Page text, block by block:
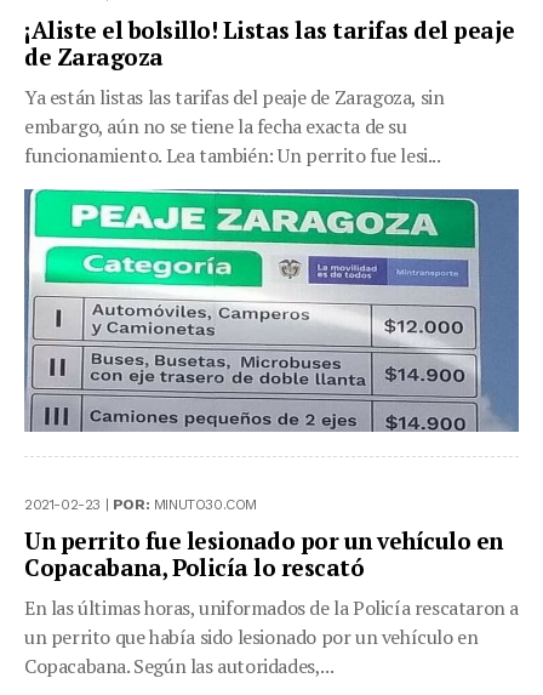
¡Aliste el bolsillo! Listas las tarifas del peaje
de Zaragoza
Ya están listas las tarifas del peaje de Zaragoza, sin
embargo, aún no se tiene la fecha exacta de su
funcionamiento. Lea también: Un perrito fue lesi...
2021-02-23 | POR: MINUTO30.COM
Un perrito fue lesionado por un vehículo en
Copacabana, Policía lo rescató
En las últimas horas, uniformados de la Policía rescataron a
un perrito que había sido lesionado por un vehículo en
Copacabana. Según las autoridades,...